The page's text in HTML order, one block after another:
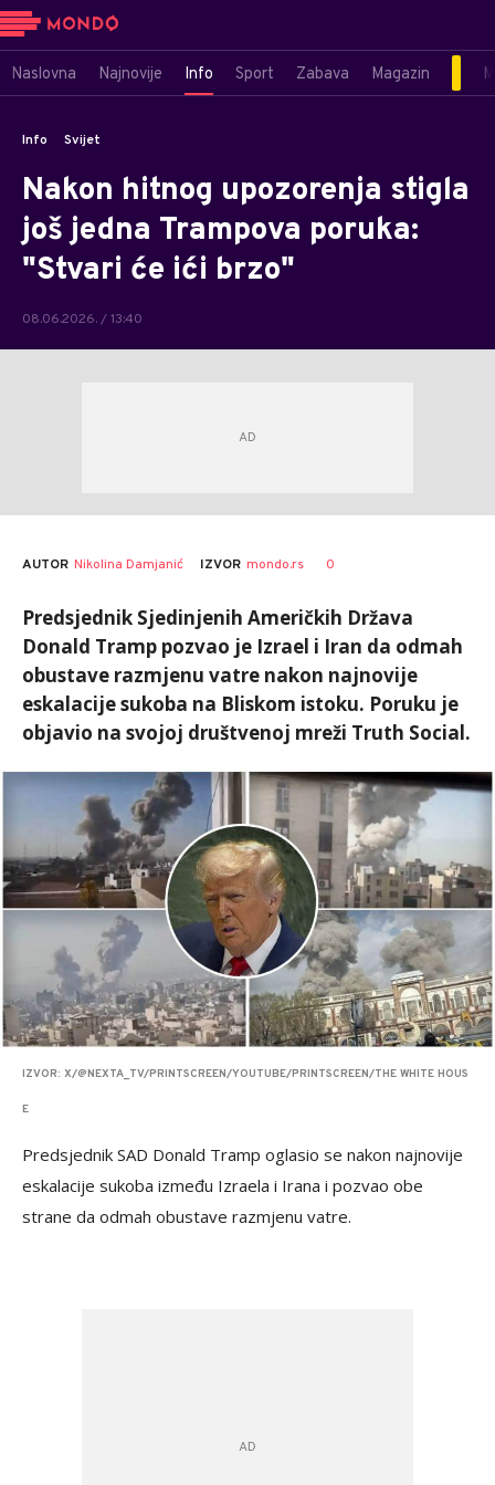
Naslovna Najnovije Info Sport Zabava Magazin
Info Svijet
Nakon hitnog upozorenja stigla
još jedna Trampova poruka:
"Stvari će ići brzo"
08.06.2026. / 13:40
AUTOR Nikolina Damjanić IZVOR mondo.rs 0
Predsjednik Sjedinjenih Američkih Država
Donald Tramp pozvao je Izrael i Iran da odmah
obustave razmjenu vatre nakon najnovije
eskalacije sukoba na Bliskom istoku. Poruku je
objavio na svojoj društvenoj mreži Truth Social.
IZVOR: X/@NEXTA_TV/PRINTSCREEN/YOUTUBE/PRINTSCREEN/THE WHITE HOUS
E
Predsjednik SAD Donald Tramp oglasio se nakon najnovije
eskalacije sukoba između Izraela i Irana i pozvao obe
strane da odmah obustave razmjenu vatre.